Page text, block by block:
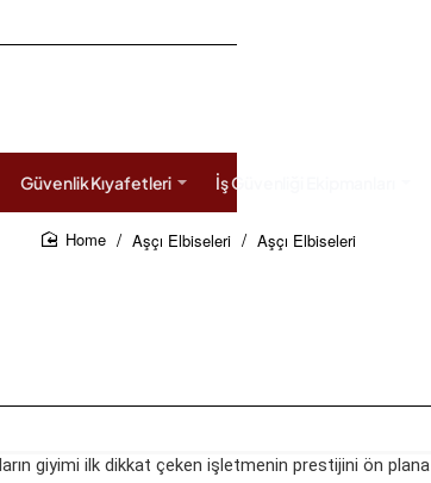
Güvenlik Kıyafetleri İş Güvenliği Ekipmanları
Aşçı Elbiseleri Aşçı Elbiseleri
giyimi ilk dikkat çeken işletmenin prestijini ön